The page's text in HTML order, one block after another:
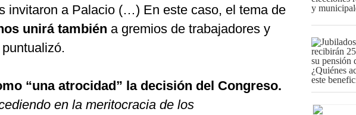
invitaron a Palacio (…) En este caso, el tema de
unirá también a gremios de trabajadores y
“una atrocidad” la decisión del Congreso.
en la meritocracia de los